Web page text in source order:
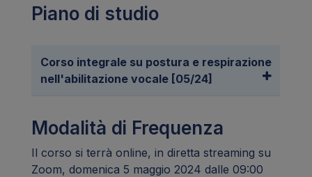
Piano di studio
Corso integrale su postura e respirazione
nell'abilitazione vocale [05/24]
Modalità di Frequenza
Il corso si terrà online, in diretta streaming su
Zoom, domenica 5 maggio 2024 dalle 09:00